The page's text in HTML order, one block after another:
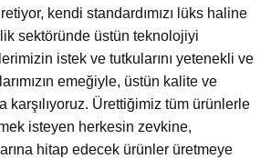
kendi standardımızı lüks haline
sektöründe üstün teknolojiyi
istek ve tutkularını yetenekli ve
emeğiyle, üstün kalite ve
karşılıyoruz. Ürettiğimiz tüm ürünlerle
isteyen herkesin zevkine,
hitap edecek ürünler üretmeye